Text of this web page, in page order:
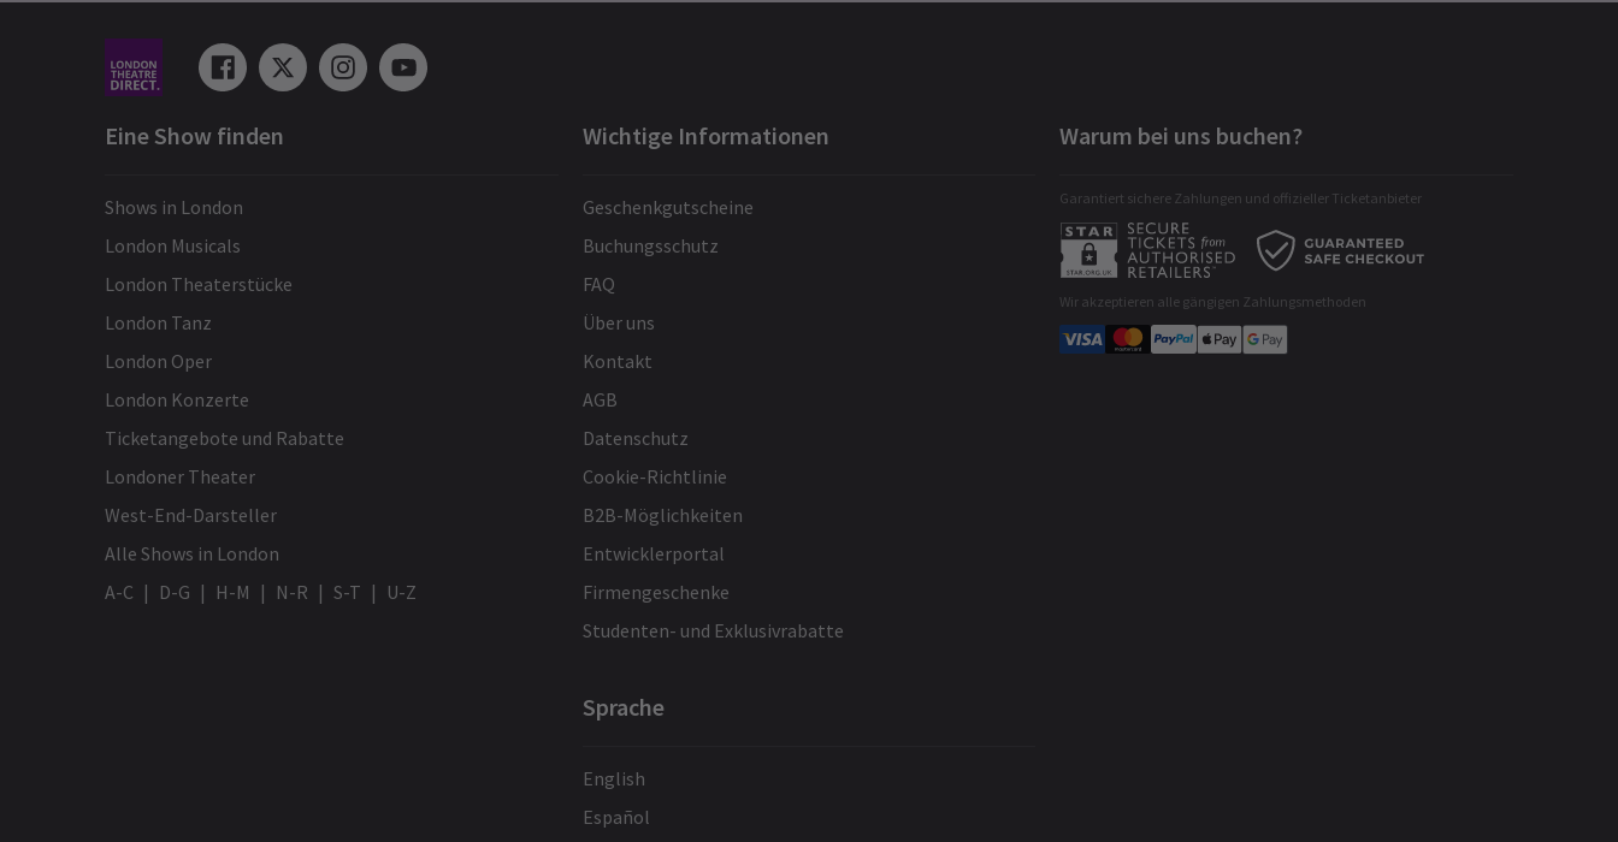
Eine Show finden
Shows in London
London Musicals
London Theaterstücke
London Tanz
London Oper
London Konzerte
Ticketangebote und Rabatte
Londoner Theater
West-End-Darsteller
Alle Shows in London
A-C
D-G H-M N-R S-T U-Z
Wichtige Informationen
Geschenkgutscheine
Buchungsschutz
FAQ
Über uns
Kontakt
AGB
Datenschutz
Cookie-Richtlinie
B2B-Möglichkeiten
Entwicklerportal
Firmengeschenke
Studenten- und Exklusivrabatte
Sprache
English
Español
Warum bei uns buchen?
Garantiert sichere Zahlungen und offizieller Ticketanbieter
Wir akzeptieren alle gängigen Zahlungsmethoden